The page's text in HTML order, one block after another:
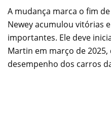
A mudança marca o fim
Newey acumulou vitórias
importantes. Ele deve
Martin em março de
desempenho dos carros